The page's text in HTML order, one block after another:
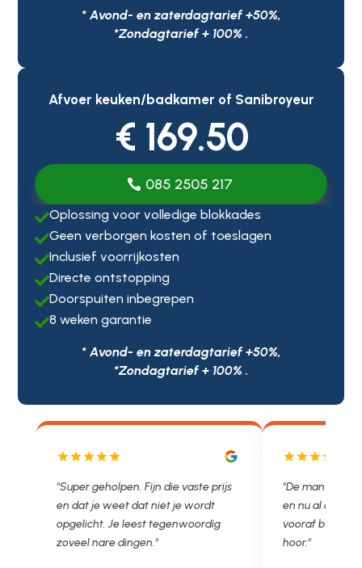
* Avond- en zaterdagtarief +50%,
*Zondagtarief + 100% .
Afvoer keuken/badkamer of Sanibroyeur
€ 169.50
085 2505 217
Oplossing voor volledige blokkades
Geen verborgen kosten of toeslagen
Inclusief voorrijkosten
Directe ontstopping
Doorspuiten inbegrepen
8 weken garantie
* Avond- en zaterdagtarief +50%,
*Zondagtarief + 100% .
die vaste prijs
je wordt
"De man rijden net weg. 11.00 gebeld
en nu al opgelost voor een vast en
vooraf besproken tarief. Lekker
hoor."